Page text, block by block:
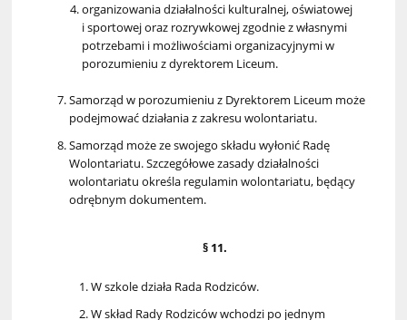
organizowania działalności kulturalnej, oświatowej
i sportowej oraz rozrywkowej zgodnie z własnymi
potrzebami i możliwościami organizacyjnymi w
porozumieniu z dyrektorem Liceum.
Samorząd w porozumieniu z Dyrektorem Liceum może
podejmować działania z zakresu wolontariatu.
Samorząd może ze swojego składu wyłonić Radę
Wolontariatu. Szczegółowe zasady działalności
wolontariatu określa regulamin wolontariatu, będący
odrębnym dokumentem.
§ 11.
W szkole działa Rada Rodziców.
W skład Rady Rodziców wchodzi po jednym